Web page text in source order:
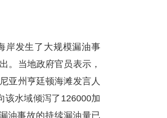
发生了大规模漏油事
。当地政府官员表示，
亚州亨廷顿海滩发言人
该水域倾泻了126000加
油事故的持续漏油量已